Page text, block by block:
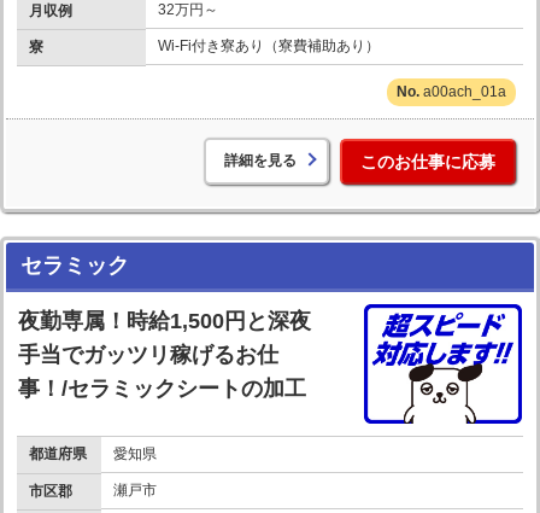
月収例 32万円～
寮 Wi-Fi付き寮あり（寮費補助あり）
a00ach_01a
詳細を見る このお仕事に応募
セラミック
夜勤専属！時給1,500円と深夜
手当でガッツリ稼げるお仕
事！/セラミックシートの加工
都道府県 愛知県
市区郡 瀬戸市